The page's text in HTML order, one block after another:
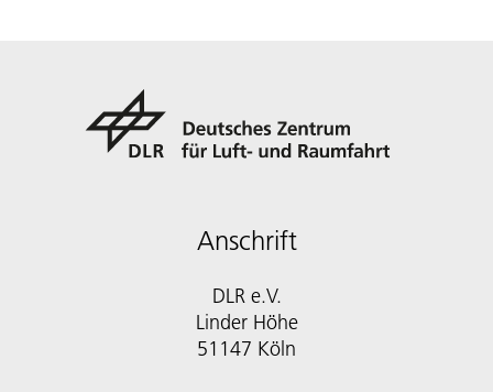
Anschrift
DLR e.V.
Linder Höhe
51147 Köln